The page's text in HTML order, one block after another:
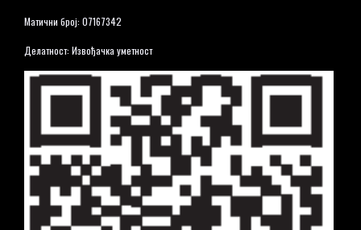
Матични број: 07167342
Делатност: Извођачка уметност